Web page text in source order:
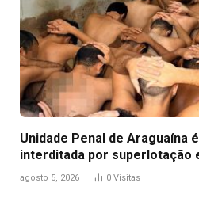
Unidade Penal de Araguaína
interditada por superlotação
agosto 5, 2026 0 Visitas